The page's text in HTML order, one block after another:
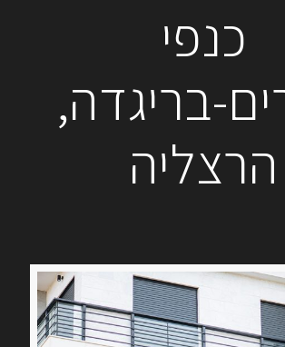
כנפי
בריגדה,
הרצליה